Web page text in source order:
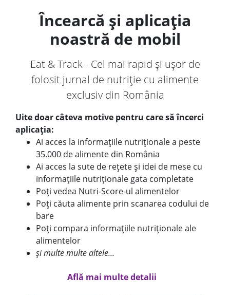
Încearcă și aplicația
noastră de mobil
Eat & Track - Cel mai rapid și ușor de
folosit jurnal de nutriție cu alimente
exclusiv din România
Uite doar câteva motive pentru care să încerci
aplicația:
Ai acces la informațiile nutriționale a peste
35.000 de alimente din România
Ai acces la sute de rețete și idei de mese cu
informațiile nutriționale gata completate
Poți vedea Nutri-Score-ul alimentelor
Poți căuta alimente prin scanarea codului de
bare
Poți compara informațiile nutriționale ale
alimentelor
și multe multe altele...
Află mai multe detalii